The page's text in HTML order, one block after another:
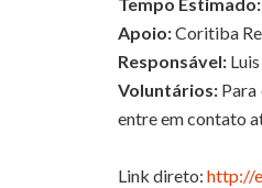
Apoio:Coritiba
Responsável:
Voluntários: Para
entre em contato
Link direto: http://